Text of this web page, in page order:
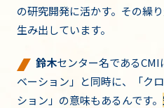
の研究開発に活かす。その繰
生み出しています。
鈴木センター名であるCMI
ベーション」と同時に、「ク
ション」の意味もあるんです。